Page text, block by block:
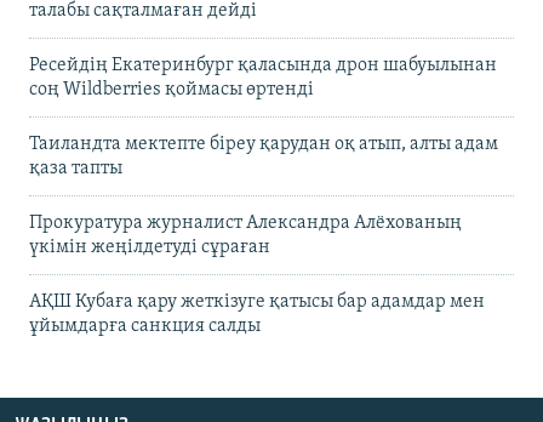
талабы сақталмаған дейді
Ресейдің Екатеринбург қаласында дрон шабуылынан
соң Wildberries қоймасы өртенді
Таиландта мектепте біреу қарудан оқ атып, алты адам
қаза тапты
Прокуратура журналист Александра Алёхованың
үкімін жеңілдетуді сұраған
АҚШ Кубаға қару жеткізуге қатысы бар адамдар мен
ұйымдарға санкция салды